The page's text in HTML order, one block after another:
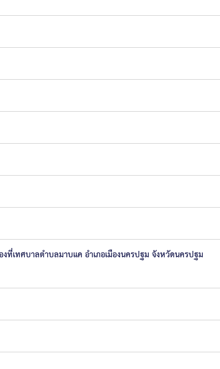
ที่เทศบาลตำบลมาบแค อำเภอเมืองนครปฐม จังหวัดนครปฐม